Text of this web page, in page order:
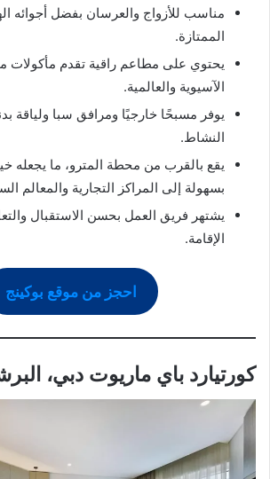
مناسب للأزواج والعرسان بفضل أجوائه
الممتازة.
يحتوي على مطاعم راقية تقدم مأكولات
الآسيوية والعالمية.
يوفر مسبحًا خارجيًا ومرافق سبا ولياقة
النشاط.
يقع بالقرب من محطة المترو، ما يجعله
بسهولة إلى المراكز التجارية والمعالم
يشتهر فريق العمل بحسن الاستقبال
الإقامة.
احجز من موقع بوكينج
كورتيارد باي ماريوت دبي،